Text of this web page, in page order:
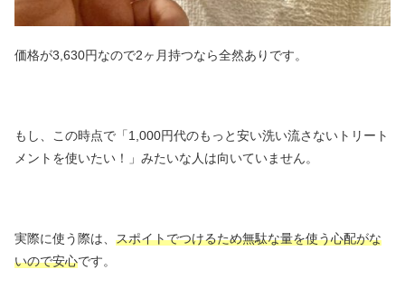
価格が3,630円なので2ヶ月持つなら全然ありです。
もし、この時点で「1,000円代のもっと安い洗い流さないトリート
メントを使いたい！」みたいな人は向いていません。
実際に使う際は、 スポイトでつけるため無駄な量を使う心配がな
いので安心です。